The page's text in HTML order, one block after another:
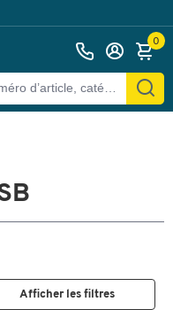
0
Afficher les filtres